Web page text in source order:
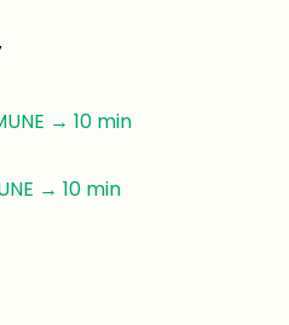
→ 10 min
→ 10 min